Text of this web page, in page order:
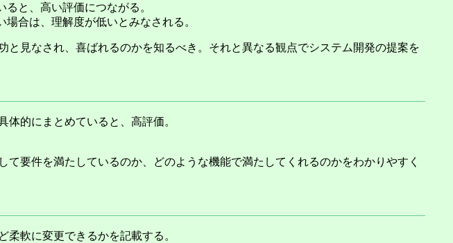
と、高い評価につながる。
合は、理解度が低いとみなされる。
見なされ、喜ばれるのかを知るべき。それと異なる観点でシステム開発の提案を
的にまとめていると、高評価。
要件を満たしているのか、どのような機能で満たしてくれるのかをわかりやすく
軟に変更できるかを記載する。